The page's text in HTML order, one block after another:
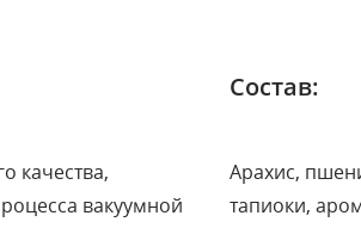
качества,
вакуумной
Состав:
Арахис,
тапиоки,